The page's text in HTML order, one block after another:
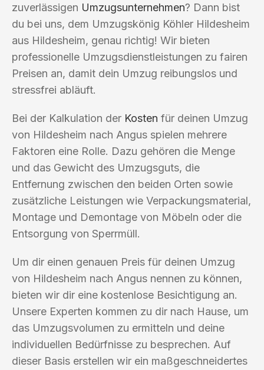
zuverlässigen Umzugsunternehmen? Dann bist
du bei uns, dem Umzugskönig Köhler Hildesheim
aus Hildesheim, genau richtig! Wir bieten
professionelle Umzugsdienstleistungen zu fairen
Preisen an, damit dein Umzug reibungslos und
stressfrei abläuft.
Bei der Kalkulation der Kosten für deinen Umzug
von Hildesheim nach Angus spielen mehrere
Faktoren eine Rolle. Dazu gehören die Menge
und das Gewicht des Umzugsguts, die
Entfernung zwischen den beiden Orten sowie
zusätzliche Leistungen wie Verpackungsmaterial,
Montage und Demontage von Möbeln oder die
Entsorgung von Sperrmüll.
Um dir einen genauen Preis für deinen Umzug
von Hildesheim nach Angus nennen zu können,
bieten wir dir eine kostenlose Besichtigung an.
Unsere Experten kommen zu dir nach Hause, um
das Umzugsvolumen zu ermitteln und deine
individuellen Bedürfnisse zu besprechen. Auf
dieser Basis erstellen wir ein maßgeschneidertes